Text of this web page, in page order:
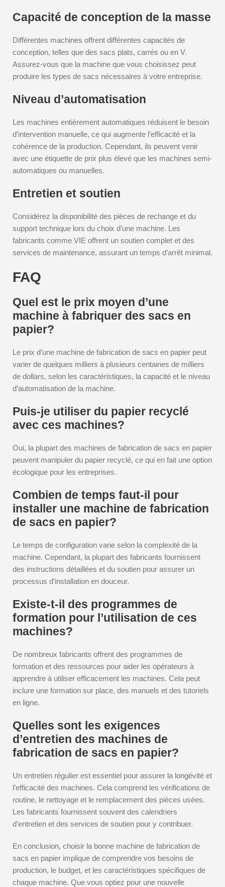
Capacité de conception de la masse
Différentes machines offrent différentes capacités de
conception, telles que des sacs plats, carrés ou en V.
Assurez-vous que la machine que vous choisissez peut
produire les types de sacs nécessaires à votre entreprise.
Niveau d’automatisation
Les machines entièrement automatiques réduisent le besoin
d’intervention manuelle, ce qui augmente l’efficacité et la
cohérence de la production. Cependant, ils peuvent venir
avec une étiquette de prix plus élevé que les machines semi-
automatiques ou manuelles.
Entretien et soutien
Considérez la disponibilité des pièces de rechange et du
support technique lors du choix d’une machine. Les
fabricants comme VIE offrent un soutien complet et des
services de maintenance, assurant un temps d’arrêt minimal.
FAQ
Quel est le prix moyen d’une
machine à fabriquer des sacs en
papier?
Le prix d’une machine de fabrication de sacs en papier peut
varier de quelques milliers à plusieurs centaines de milliers
de dollars, selon les caractéristiques, la capacité et le niveau
d’automatisation de la machine.
Puis-je utiliser du papier recyclé
avec ces machines?
Oui, la plupart des machines de fabrication de sacs en papier
peuvent manipuler du papier recyclé, ce qui en fait une option
écologique pour les entreprises.
Combien de temps faut-il pour
installer une machine de fabrication
de sacs en papier?
Le temps de configuration varie selon la complexité de la
machine. Cependant, la plupart des fabricants fournissent
des instructions détaillées et du soutien pour assurer un
processus d’installation en douceur.
Existe-t-il des programmes de
formation pour l’utilisation de ces
machines?
De nombreux fabricants offrent des programmes de
formation et des ressources pour aider les opérateurs à
apprendre à utiliser efficacement les machines. Cela peut
inclure une formation sur place, des manuels et des tutoriels
en ligne.
Quelles sont les exigences
d’entretien des machines de
fabrication de sacs en papier?
Un entretien régulier est essentiel pour assurer la longévité et
l’efficacité des machines. Cela comprend les vérifications de
routine, le nettoyage et le remplacement des pièces usées.
Les fabricants fournissent souvent des calendriers
d’entretien et des services de soutien pour y contribuer.
En conclusion, choisir la bonne machine de fabrication de
sacs en papier implique de comprendre vos besoins de
production, le budget, et les caractéristiques spécifiques de
chaque machine. Que vous optiez pour une nouvelle